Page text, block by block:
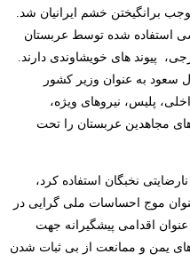
برانگیختن خشم ایرانیان شد.
استفاده شده توسط عربستان
پیوند های خویشاوندی دارند.
سعود به عنوان وزیر کشور
پلیس، نیروهای ویژه،
مجاهدین عربستان را تحت
نخبگان استفاده کرد،
موج احساسات ملی گرایی در
اقدامی پیشگیرانه جهت
یمن و ممانعت از بی ثبات شدن